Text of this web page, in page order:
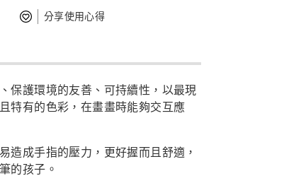
分享使用心得
保護環境的友善、可持續性，以最現
特有的色彩，在畫畫時能夠交互應
造成手指的壓力，更好握而且舒適，
的孩子。